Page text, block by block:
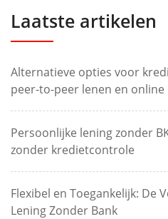
Laatste artikelen
Alternatieve opties voor
peer-to-peer lenen en
Persoonlijke lening zonder
zonder kredietcontrole
Flexibel en Toegankelijk: De
Lening Zonder Bank